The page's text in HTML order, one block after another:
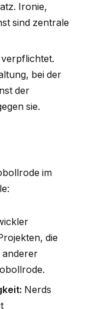
Ironie,
sind zentrale
bei der
der
sie.
im
die
anderer
Nerds